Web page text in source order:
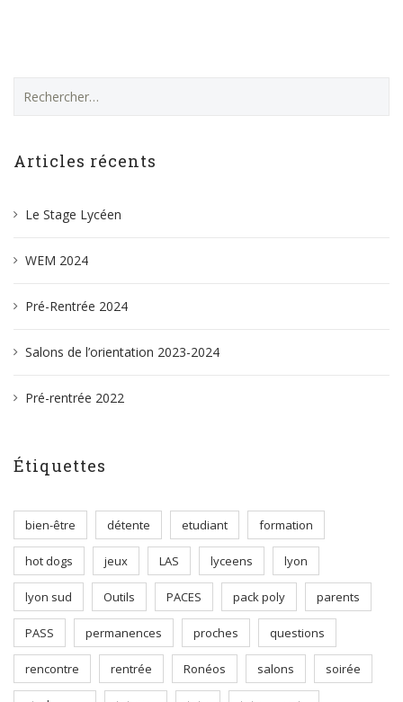
Articles récents
Le Stage Lycéen
WEM 2024
Pré-Rentrée 2024
Salons de l’orientation 2023-2024
Pré-rentrée 2022
Étiquettes
bien-être détente etudiant formation
hot dogs jeux LAS lyceens lyon
lyon sud Outils PACES pack poly parents
PASS permanences proches questions
rencontre rentrée Ronéos salons soirée